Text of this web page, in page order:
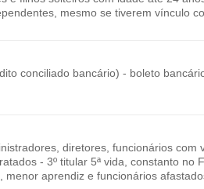
mesmo se tiverem vínculo
conciliado bancário) - boleto
diretores, funcionários com
- 3º titular 5ª vida, constanto no
menor aprendiz e funcionários